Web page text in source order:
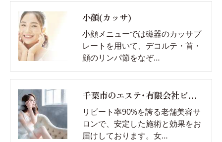
小顔(カッサ)
小顔メニューでは磁器のカッサプ
レートを用いて、デコルテ・首・
顔のリンパ節をなぞ…
千葉市のエステ･有限会社ビソウの評判
リピート率90%を誇る老舗美容サ
ロンで、安定した施術と効果をお
届けしております。女…